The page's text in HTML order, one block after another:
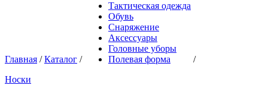
Главная /Каталог /
Тактическая одежда
Обувь
Снаряжение
Аксессуары
Головные уборы
Полевая форма
/
Носки